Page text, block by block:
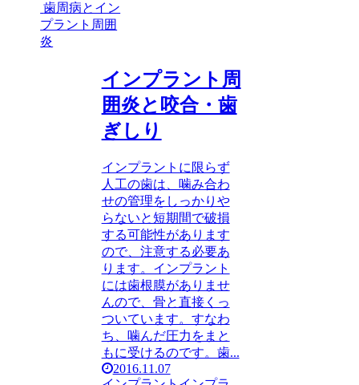
歯周病とイン
プラント周囲
炎
インプラント周
囲炎と咬合・歯
ぎしり
インプラントに限らず
人工の歯は、噛み合わ
せの管理をしっかりや
らないと短期間で破損
する可能性があります
ので、注意する必要あ
ります。インプラント
には歯根膜がありませ
んので、骨と直接くっ
ついています。すなわ
ち、噛んだ圧力をまと
もに受けるのです。歯...
2016.11.07